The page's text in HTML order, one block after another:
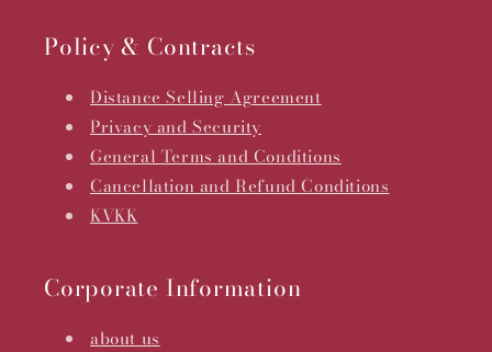
Policy & Contracts
Distance Selling Agreement
Privacy and Security
General Terms and Conditions
Cancellation and Refund Conditions
KVKK
Corporate Information
about us